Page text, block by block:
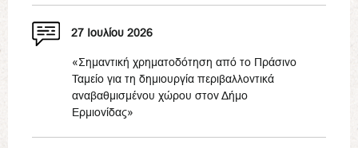
27 Ιουλίου 2026
«Σημαντική χρηματοδότηση από το Πράσινο
Ταμείο για τη δημιουργία περιβαλλοντικά
αναβαθμισμένου χώρου στον Δήμο
Ερμιονίδας»